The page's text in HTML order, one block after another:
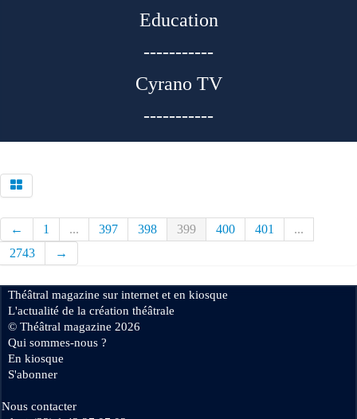
Education
-----------
Cyrano TV
-----------
← 1 ... 397 398 399 400 401
...
2743
→
Théâtral magazine sur internet et en kiosque
L'actualité de la création théâtrale
© Théâtral magazine 2026
Qui sommes-nous ?
En kiosque
S'abonner
Nous contacter